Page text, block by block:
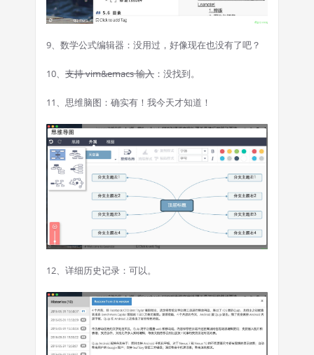
9、数学公式编辑器：没用过，好像现在也没有了吧？
10、 支持 vim&emacs 输入 ：没找到。
11、思维脑图：确实有！我今天才知道！
12、详细历史记录：可以。